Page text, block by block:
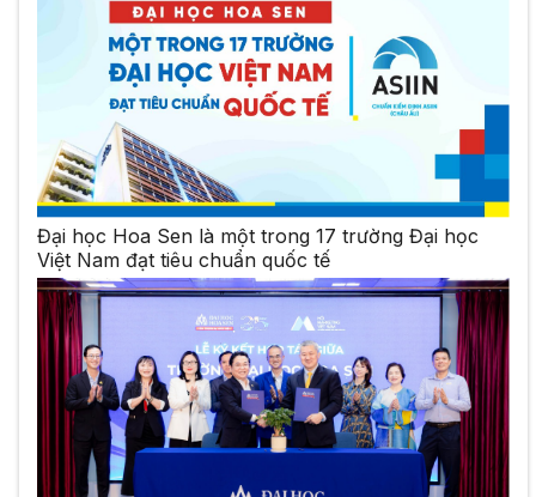
Đại học Hoa Sen là một trong 17 trường Đại học
Việt Nam đạt tiêu chuẩn quốc tế